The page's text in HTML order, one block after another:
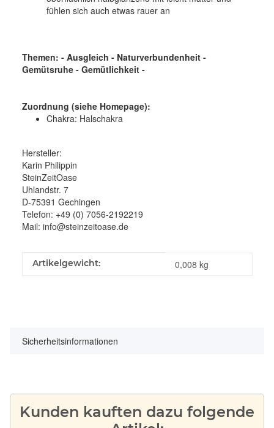
fühlen sich auch etwas rauer an
Themen: - Ausgleich - Naturverbundenheit -
Gemütsruhe - Gemütlichkeit -
Zuordnung (siehe Homepage):
Chakra: Halschakra
Hersteller:
Karin Philippin
SteinZeitOase
Uhlandstr. 7
D-75391 Gechingen
Telefon: +49 (0) 7056-2192219
Mail: info@steinzeitoase.de
Produkteigenschaft
Wert
Artikelgewicht: 0,008 kg
Sicherheitsinformationen
Kunden kauften dazu folgende